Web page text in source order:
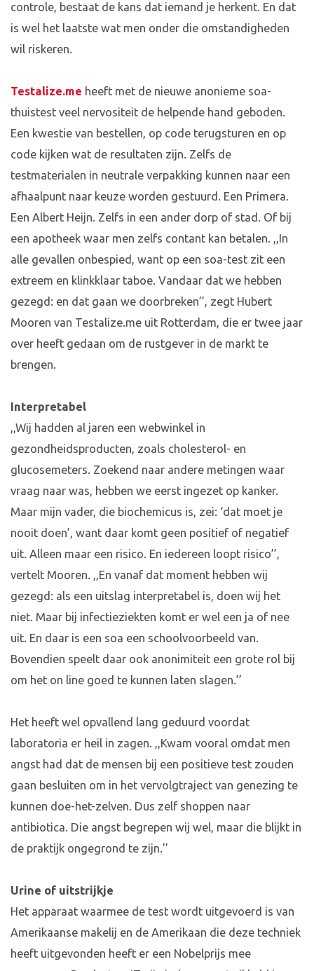
controle, bestaat de kans dat iemand je herkent. En dat
is wel het laatste wat men onder die omstandigheden
wil riskeren.
Testalize.me heeft met de nieuwe anonieme soa-
thuistest veel nervositeit de helpende hand geboden.
Een kwestie van bestellen, op code terugsturen en op
code kijken wat de resultaten zijn. Zelfs de
testmaterialen in neutrale verpakking kunnen naar een
afhaalpunt naar keuze worden gestuurd. Een Primera.
Een Albert Heijn. Zelfs in een ander dorp of stad. Of bij
een apotheek waar men zelfs contant kan betalen. ,,In
alle gevallen onbespied, want op een soa-test zit een
extreem en klinkklaar taboe. Vandaar dat we hebben
gezegd: en dat gaan we doorbreken’’, zegt Hubert
Mooren van Testalize.me uit Rotterdam, die er twee jaar
over heeft gedaan om de rustgever in de markt te
brengen.
Interpretabel
,,Wij hadden al jaren een webwinkel in
gezondheidsproducten, zoals cholesterol- en
glucosemeters. Zoekend naar andere metingen waar
vraag naar was, hebben we eerst ingezet op kanker.
Maar mijn vader, die biochemicus is, zei: ‘dat moet je
nooit doen’, want daar komt geen positief of negatief
uit. Alleen maar een risico. En iedereen loopt risico’’,
vertelt Mooren. ,,En vanaf dat moment hebben wij
gezegd: als een uitslag interpretabel is, doen wij het
niet. Maar bij infectieziekten komt er wel een ja of nee
uit. En daar is een soa een schoolvoorbeeld van.
Bovendien speelt daar ook anonimiteit een grote rol bij
om het on line goed te kunnen laten slagen.’’
Het heeft wel opvallend lang geduurd voordat
laboratoria er heil in zagen. ,,Kwam vooral omdat men
angst had dat de mensen bij een positieve test zouden
gaan besluiten om in het vervolgtraject van genezing te
kunnen doe-het-zelven. Dus zelf shoppen naar
antibiotica. Die angst begrepen wij wel, maar die blijkt in
de praktijk ongegrond te zijn.’’
Urine of uitstrijkje
Het apparaat waarmee de test wordt uitgevoerd is van
Amerikaanse makelij en de Amerikaan die deze techniek
heeft uitgevonden heeft er een Nobelprijs mee